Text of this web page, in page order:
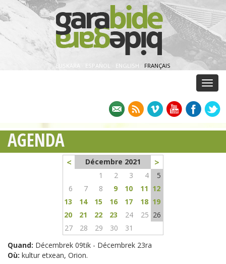
EUSKARA ESPAÑOL · ENGLISH · FRANÇAIS
AGENDA
< Décembre 2021 >
1 2 3 4
5
6
7 8 9 10 11 12
13
14 15 16 17 18 19
20
21 22 23 24 25 26
27
28 29 30
31
Quand: Décembrek 09tik - Décembrek 23ra
Où: kultur etxean, Orion.